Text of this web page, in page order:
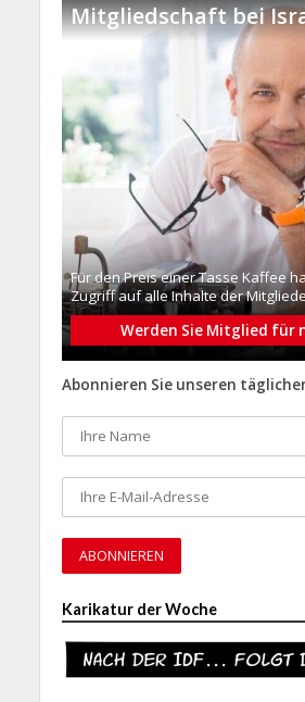
Mitgliedschaft bei
Für den Preis einer Tasse Kaffee
Zugriff auf alle Inhalte der
Werden Sie Mitglied für
Abonnieren Sie unseren
Karikatur der Woche